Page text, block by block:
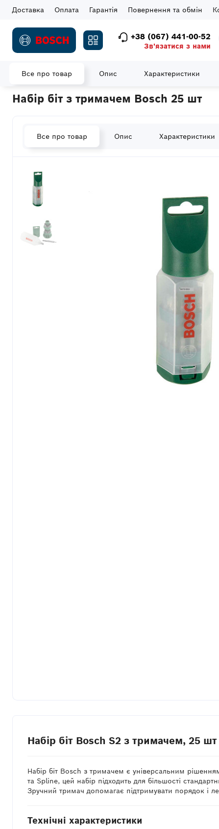
Доставка Оплата Гарантія Повернення та обмін
+38 (067) 441-00-52
Зв'язатися з нами
Все про товар Опис Характеристики
Головна Витратні матеріали Набір біт з тримачем
Набір біт з тримачем Bosch 25 шт
Все про товар Опис Характеристики
Набір біт Bosch S2 з тримачем, 25
Набір біт Bosch з тримачем є універсальним
та Spline, цей набір підходить для більшості
Зручний тримач допомагає підтримувати порядок і
Технічні характеристики